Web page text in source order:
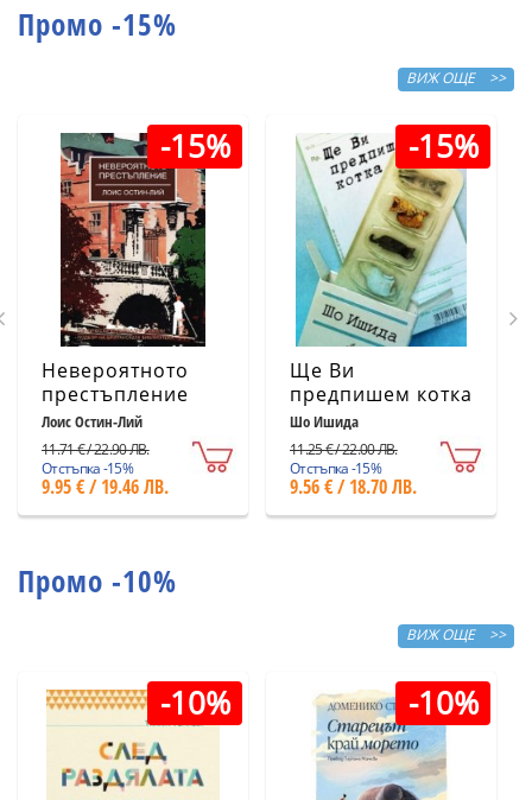
Промо -15%
ВИЖ ОЩЕ >>
-15%
Невероятното
престъпление
Лоис Остин-Лий
11.71 € / 22.90 ЛВ.
Отстъпка -15%
9.95 € / 19.46 ЛВ.
-15%
Ще Ви
предпишем котка
Шо Ишида
11.25 € / 22.00 ЛВ.
Отстъпка -15%
9.56 € / 18.70 ЛВ.
Промо -10%
ВИЖ ОЩЕ >>
-10% -10%